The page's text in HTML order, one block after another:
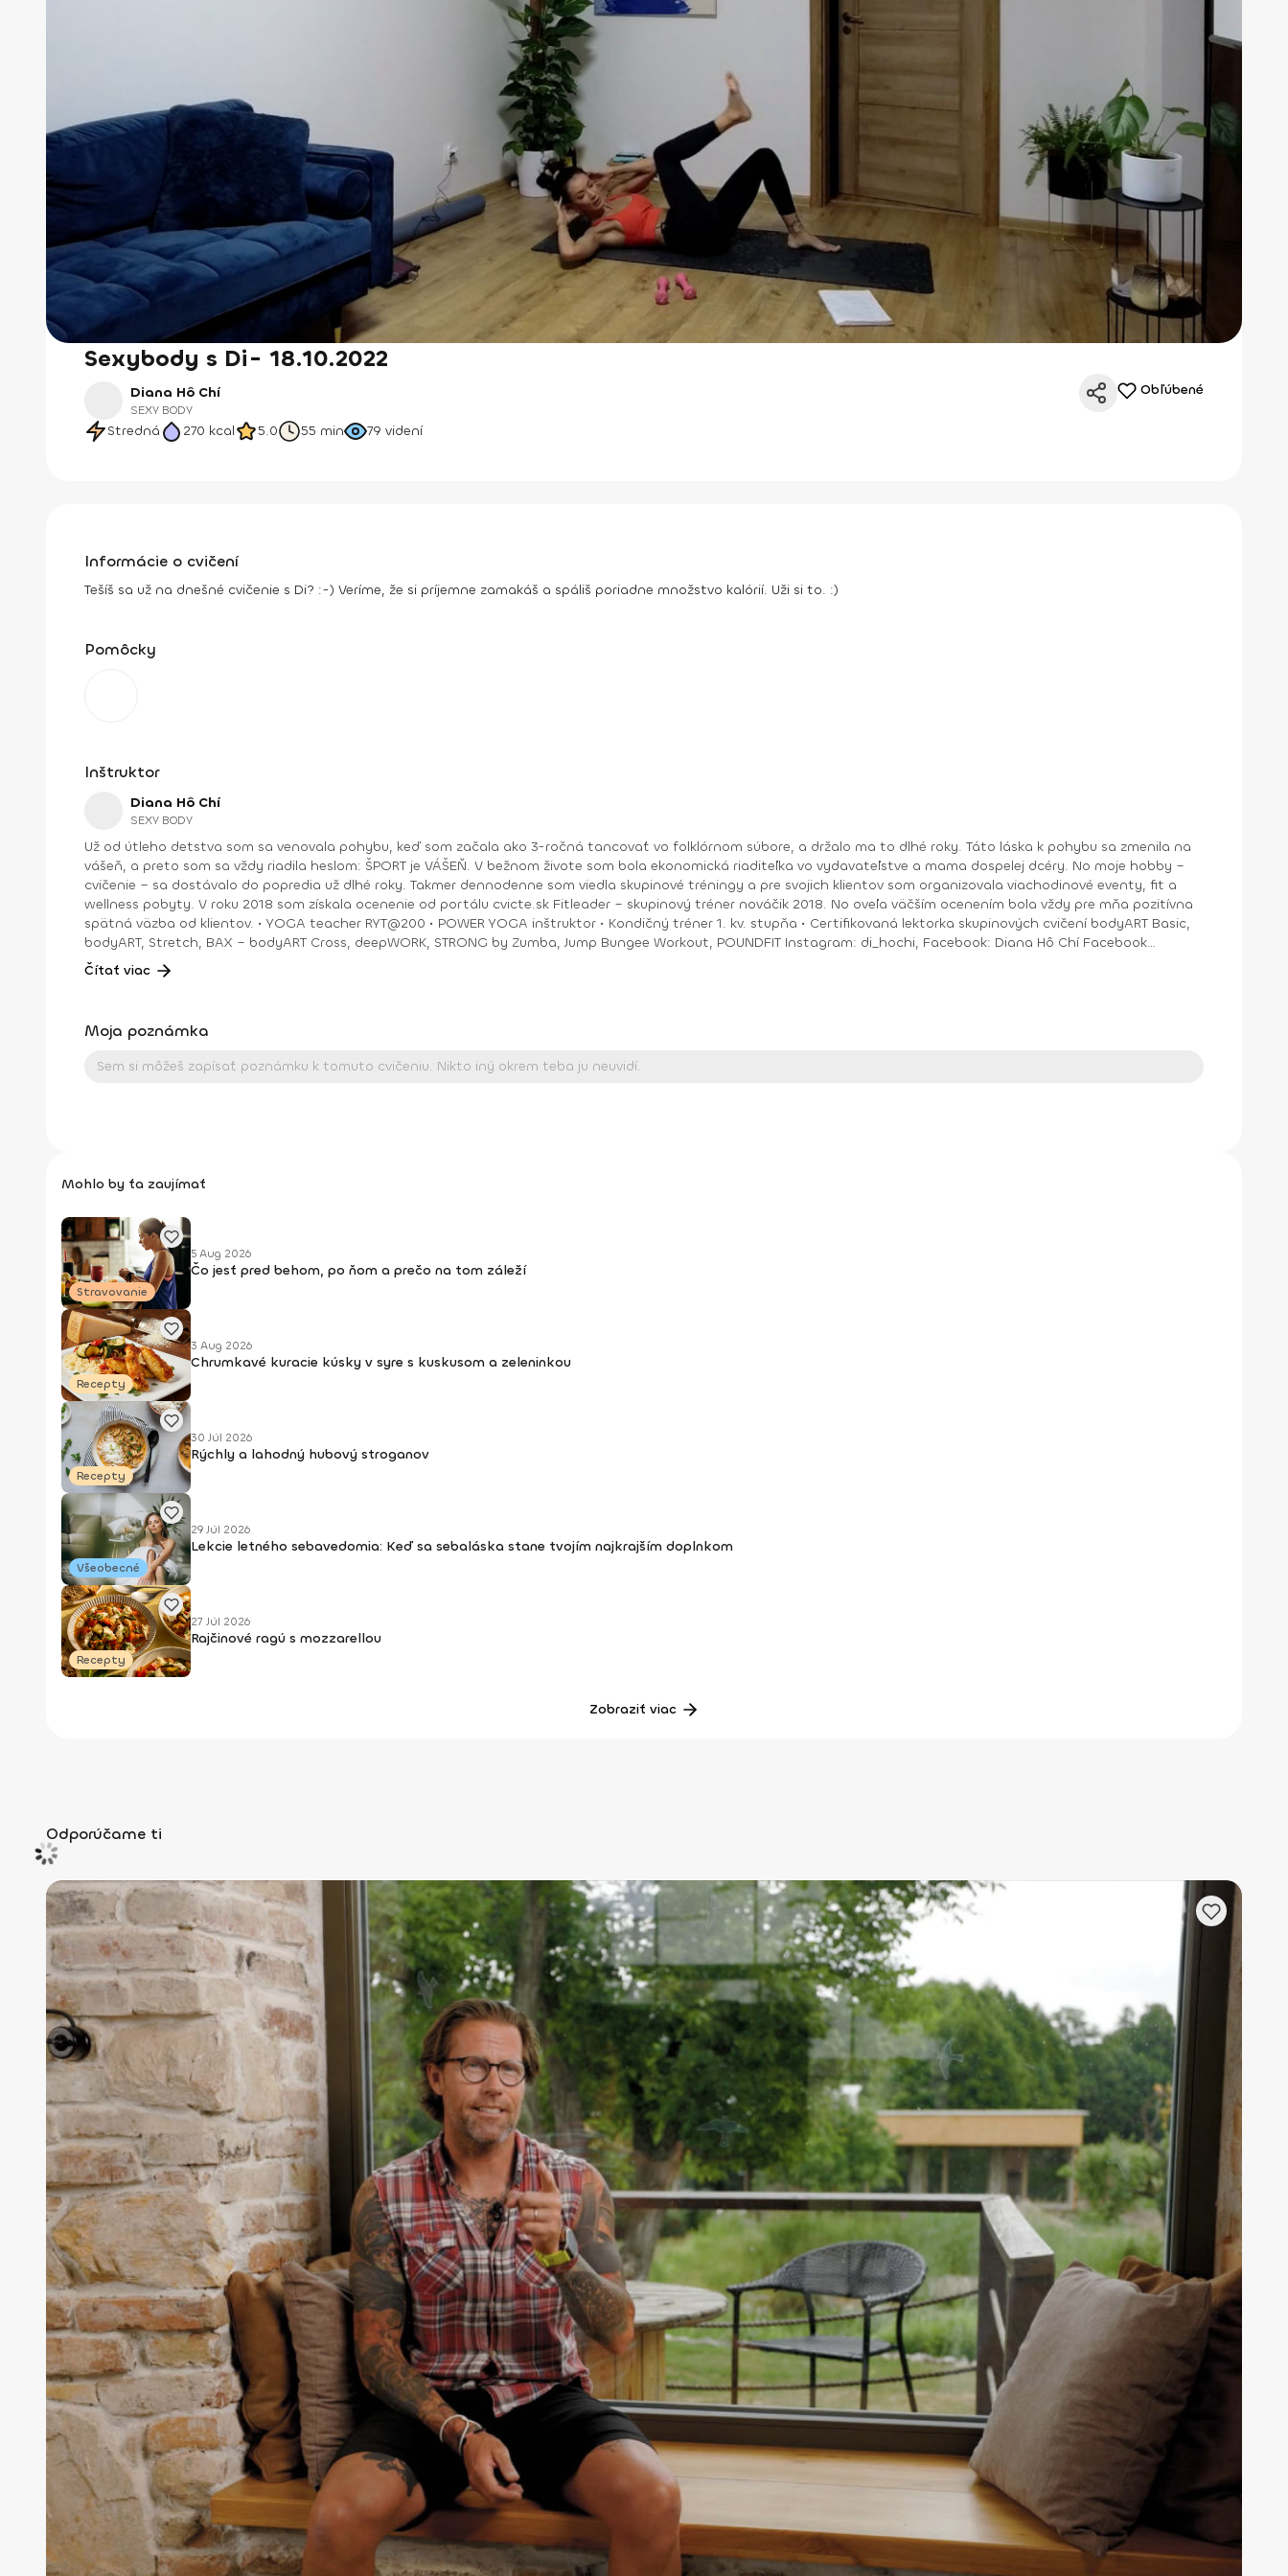
Sexybody s Di- 18.10.2022
Diana Hô Chí
SEXY BODY
Stredná 270 kcal 5.0 55 min 79 videní
Obľúbené
Informácie o cvičení
Tešíš sa už na dnešné cvičenie s Di? :-) Veríme, že si príjemne zamakáš a spáliš poriadne množstvo kalórií. Uži si to. :)
Pomôcky
Inštruktor
Diana Hô Chí
SEXY BODY
Už od útleho detstva som sa venovala pohybu, keď som začala ako 3-ročná tancovať vo folklórnom súbore, a držalo ma to dlhé roky. Táto láska k pohybu sa zmenila na
vášeň, a preto som sa vždy riadila heslom: ŠPORT je VÁŠEŇ. V bežnom živote som bola ekonomická riaditeľka vo vydavateľstve a mama dospelej dcéry. No moje hobby –
cvičenie – sa dostávalo do popredia už dlhé roky. Takmer dennodenne som viedla skupinové tréningy a pre svojich klientov som organizovala viachodinové eventy, fit a
wellness pobyty. V roku 2018 som získala ocenenie od portálu cvicte.sk Fitleader – skupinový tréner nováčik 2018. No oveľa väčším ocenením bola vždy pre mňa pozitívna
spätná väzba od klientov. • YOGA teacher RYT@200 • POWER YOGA inštruktor • Kondičný tréner 1. kv. stupňa • Certifikovaná lektorka skupinových cvičení bodyART Basic,
bodyART, Stretch, BAX – bodyART Cross, deepWORK, STRONG by Zumba, Jump Bungee Workout, POUNDFIT Instagram: di_hochi, Facebook: Diana Hô Chí Facebook
skupina: ŠPORT je VÁŠEŇ
Čítať viac
Moja poznámka
Mohlo by ťa zaujímať
Stravovanie
5 Aug 2026
Čo jesť pred behom, po ňom a prečo na tom záleží
Recepty
3 Aug 2026
Chrumkavé kuracie kúsky v syre s kuskusom a zeleninkou
Recepty
30 Júl 2026
Rýchly a lahodný hubový stroganov
Všeobecné
29 Júl 2026
Lekcie letného sebavedomia: Keď sa sebaláska stane tvojím najkrajším doplnkom
Recepty
27 Júl 2026
Rajčinové ragú s mozzarellou
Zobraziť viac
Odporúčame ti